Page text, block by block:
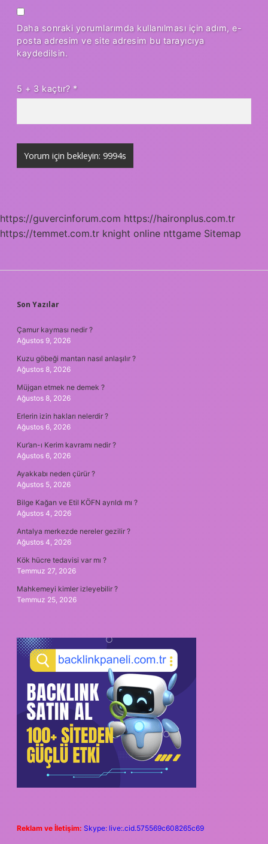
Daha sonraki yorumlarımda kullanılması için adım, e-
posta adresim ve site adresim bu tarayıcıya
kaydedilsin.
5 + 3 kaçtır? *
https://guvercinforum.com https://haironplus.com.tr
https://temmet.com.tr knight online nttgame Sitemap
SIDEBAR
Son Yazılar
Çamur kayması nedir ?
Ağustos 9, 2026
Kuzu göbeği mantarı nasıl anlaşılır ?
Ağustos 8, 2026
Müjgan etmek ne demek ?
Ağustos 8, 2026
Erlerin izin hakları nelerdir ?
Ağustos 6, 2026
Kur’an-ı Kerim kavramı nedir ?
Ağustos 6, 2026
Ayakkabı neden çürür ?
Ağustos 5, 2026
Bilge Kağan ve Etil KÖFN ayrıldı mı ?
Ağustos 4, 2026
Antalya merkezde nereler gezilir ?
Ağustos 4, 2026
Kök hücre tedavisi var mı ?
Temmuz 27, 2026
Mahkemeyi kimler izleyebilir ?
Temmuz 25, 2026
Reklam ve İletişim: Skype: live:.cid.575569c608265c69